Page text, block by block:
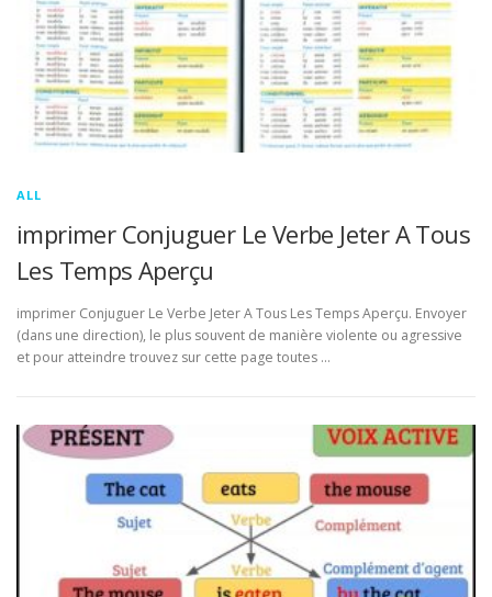
ALL
imprimer Conjuguer Le Verbe Jeter A Tous
Les Temps Aperçu
imprimer Conjuguer Le Verbe Jeter A Tous Les Temps Aperçu. Envoyer
(dans une direction), le plus souvent de manière violente ou agressive
et pour atteindre trouvez sur cette page toutes …